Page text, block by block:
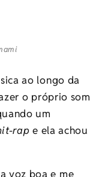
ao longo da
o próprio som
um
rape ela achou
voz boa e me